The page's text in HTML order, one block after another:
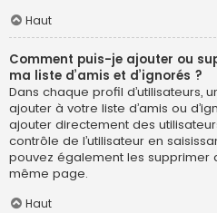
Haut
Comment puis-je ajouter ou
ma liste d’amis et d’ignorés ?
Dans chaque profil d’utilisateurs,
ajouter à votre liste d’amis ou
ajouter directement des
contrôle de l’utilisateur en
pouvez également les supprimer
même page.
Haut